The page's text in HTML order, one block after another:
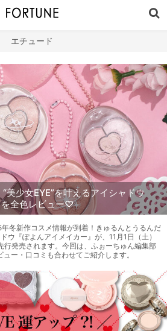
エチュード
美少女EYE”を叶えるアイシャドウ
を全色レビュー♡
冬新作コスメ情報が到着！きゅるんとうるんだ
ウ『ぽよんアイメイカー』が、11月1日（土）
行発売されます。今回は、ふぉーちゅん編集部
ー・口コミも合わせてご紹介します。